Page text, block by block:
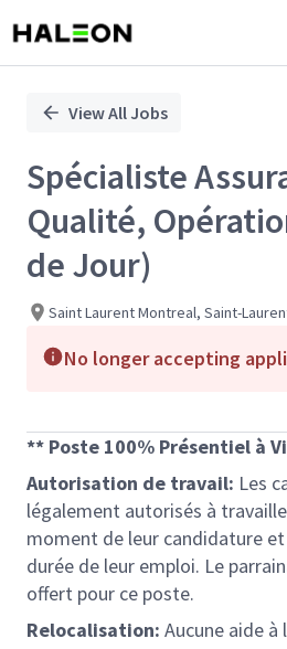
PositionView All Jobs
Spécialiste
Qualité,
de Jour)
Saint Laurent Montreal, Saint-
No longer accepting
** Poste 100% Présentiel à
Autorisation de travail: Les
légalement autorisés à
moment de leur candidature
durée de leur emploi. Le
offert pour ce poste.
Relocalisation: Aucune aide à